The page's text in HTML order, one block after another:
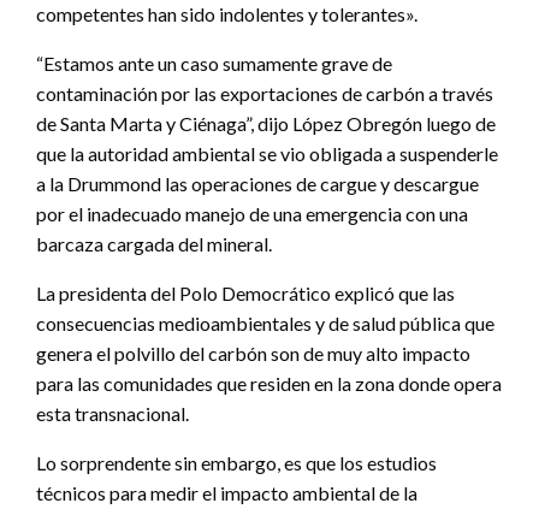
competentes han sido indolentes y tolerantes».
“Estamos ante un caso sumamente grave de
contaminación por las exportaciones de carbón a través
de Santa Marta y Ciénaga”, dijo López Obregón luego de
que la autoridad ambiental se vio obligada a suspenderle
a la Drummond las operaciones de cargue y descargue
por el inadecuado manejo de una emergencia con una
barcaza cargada del mineral.
La presidenta del Polo Democrático explicó que las
consecuencias medioambientales y de salud pública que
genera el polvillo del carbón son de muy alto impacto
para las comunidades que residen en la zona donde opera
esta transnacional.
Lo sorprendente sin embargo, es que los estudios
técnicos para medir el impacto ambiental de la